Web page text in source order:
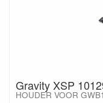
Gravity XSP
HOUDER VOOR